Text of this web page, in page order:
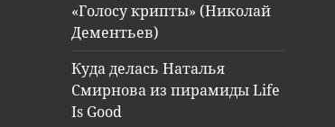
«Голосу крипты» (Николай
Дементьев)
Куда делась Наталья
Смирнова из пирамиды Life
Is Good